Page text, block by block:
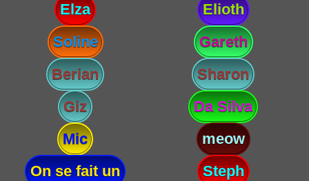
Elza
Elioth
Soline
Gareth
Berian
Sharon
Giz
Da Silva
Mic
meow
On se fait un
Steph